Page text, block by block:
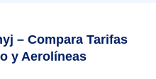
– Compara Tarifas
y Aerolíneas